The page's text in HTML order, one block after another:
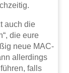
auch die
die eure
neue MAC-
allerdings
falls